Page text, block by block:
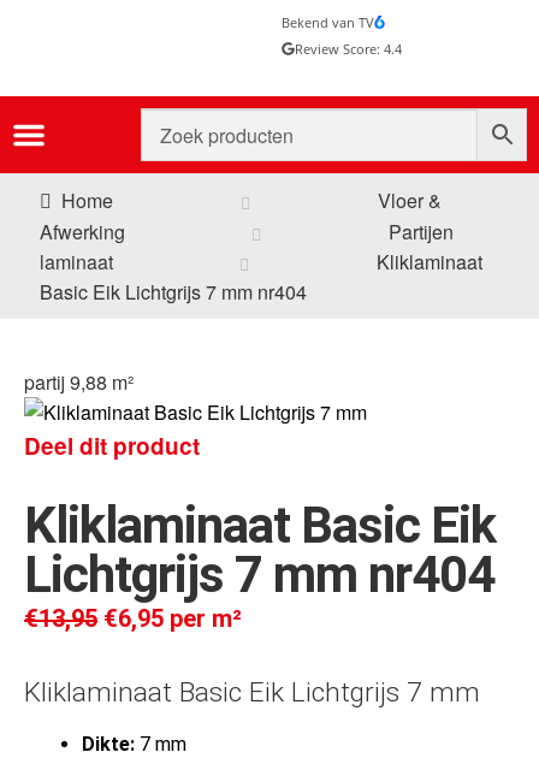
Bekend van TV
Review Score: 4.4
Home
Vloer &
Afwerking
Partijen
laminaat
Kliklaminaat
Basic Eik Lichtgrijs 7 mm nr404
partij 9,88 m²
Deel dit product
Kliklaminaat Basic Eik
Lichtgrijs 7 mm nr404
€13,95 €6,95 per m²
Kliklaminaat Basic Eik Lichtgrijs 7 mm
Dikte: 7 mm